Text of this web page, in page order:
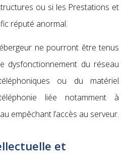
ou si les Prestations et
réputé anormal.
ne pourront être tenus
dysfonctionnement du réseau
ou du matériel
liée notamment à
empêchant l’accès au serveur.
et